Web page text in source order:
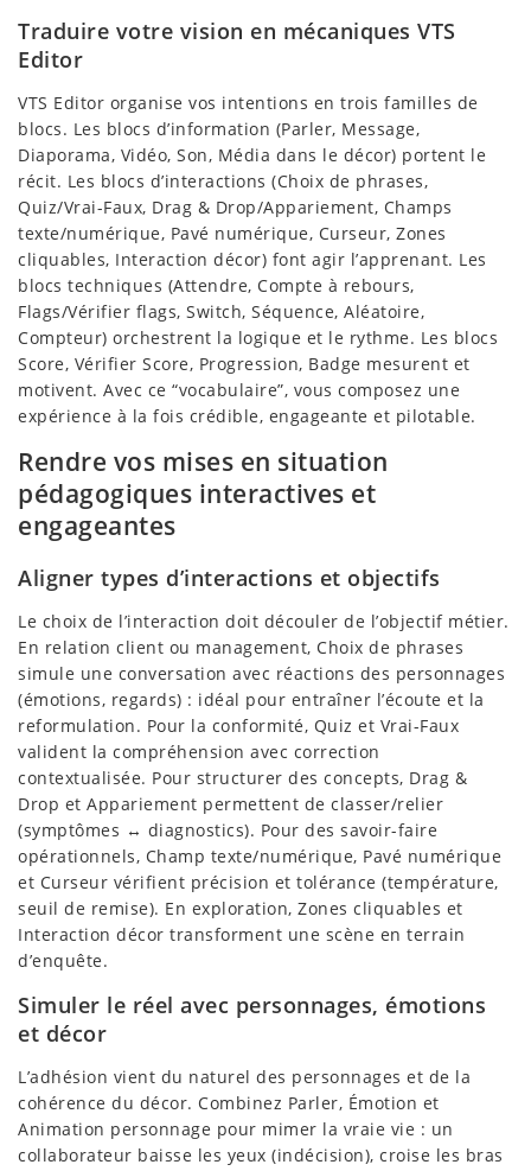
Traduire votre vision en mécaniques VTS
Editor
VTS Editor organise vos intentions en trois familles de
blocs. Les blocs d’information (Parler, Message,
Diaporama, Vidéo, Son, Média dans le décor) portent le
récit. Les blocs d’interactions (Choix de phrases,
Quiz/Vrai-Faux, Drag & Drop/Appariement, Champs
texte/numérique, Pavé numérique, Curseur, Zones
cliquables, Interaction décor) font agir l’apprenant. Les
blocs techniques (Attendre, Compte à rebours,
Flags/Vérifier flags, Switch, Séquence, Aléatoire,
Compteur) orchestrent la logique et le rythme. Les blocs
Score, Vérifier Score, Progression, Badge mesurent et
motivent. Avec ce “vocabulaire”, vous composez une
expérience à la fois crédible, engageante et pilotable.
Rendre vos mises en situation
pédagogiques interactives et
engageantes
Aligner types d’interactions et objectifs
Le choix de l’interaction doit découler de l’objectif métier.
En relation client ou management, Choix de phrases
simule une conversation avec réactions des personnages
(émotions, regards) : idéal pour entraîner l’écoute et la
reformulation. Pour la conformité, Quiz et Vrai-Faux
valident la compréhension avec correction
contextualisée. Pour structurer des concepts, Drag &
Drop et Appariement permettent de classer/relier
(symptômes ↔ diagnostics). Pour des savoir-faire
opérationnels, Champ texte/numérique, Pavé numérique
et Curseur vérifient précision et tolérance (température,
seuil de remise). En exploration, Zones cliquables et
Interaction décor transforment une scène en terrain
d’enquête.
Simuler le réel avec personnages, émotions
et décor
L’adhésion vient du naturel des personnages et de la
cohérence du décor. Combinez Parler, Émotion et
Animation personnage pour mimer la vraie vie : un
collaborateur baisse les yeux (indécision), croise les bras